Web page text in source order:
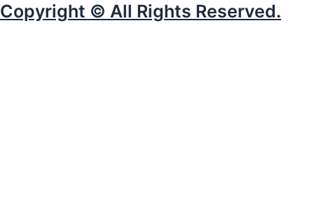
Copyright © All Rights Reserved.